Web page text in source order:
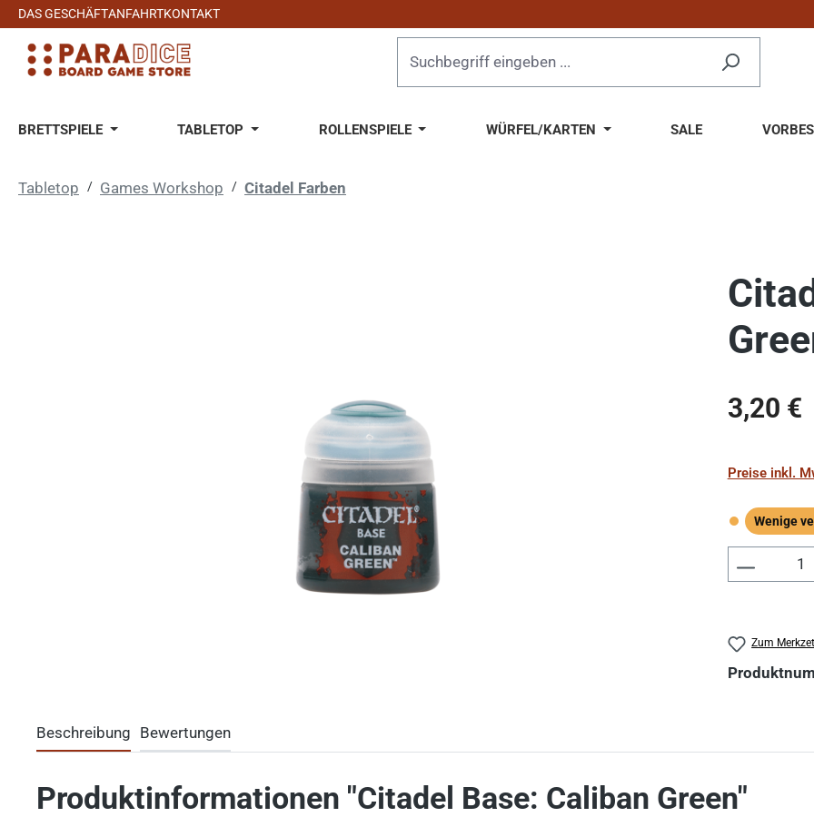
Hauptinhalt springen
Zur Suche springen
Zur Hauptnavigation springen
DAS GESCHÄFTANFAHRTKONTAKT
BRETTSPIELE TABLETOP ROLLENSPIELE WÜRFEL/KARTEN SALE
Tabletop / Games Workshop / Citadel Farben
Regulärer
3,20 €
Preise inkl.
Wenige
Wenige
Zum
Beschreibung Bewertungen
Produktinformationen "Citadel Base: Caliban Green"